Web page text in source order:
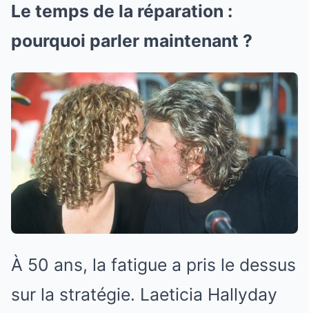
Le temps de la réparation :
pourquoi parler maintenant ?
À 50 ans, la fatigue a pris le dessus
sur la stratégie. Laeticia Hallyday